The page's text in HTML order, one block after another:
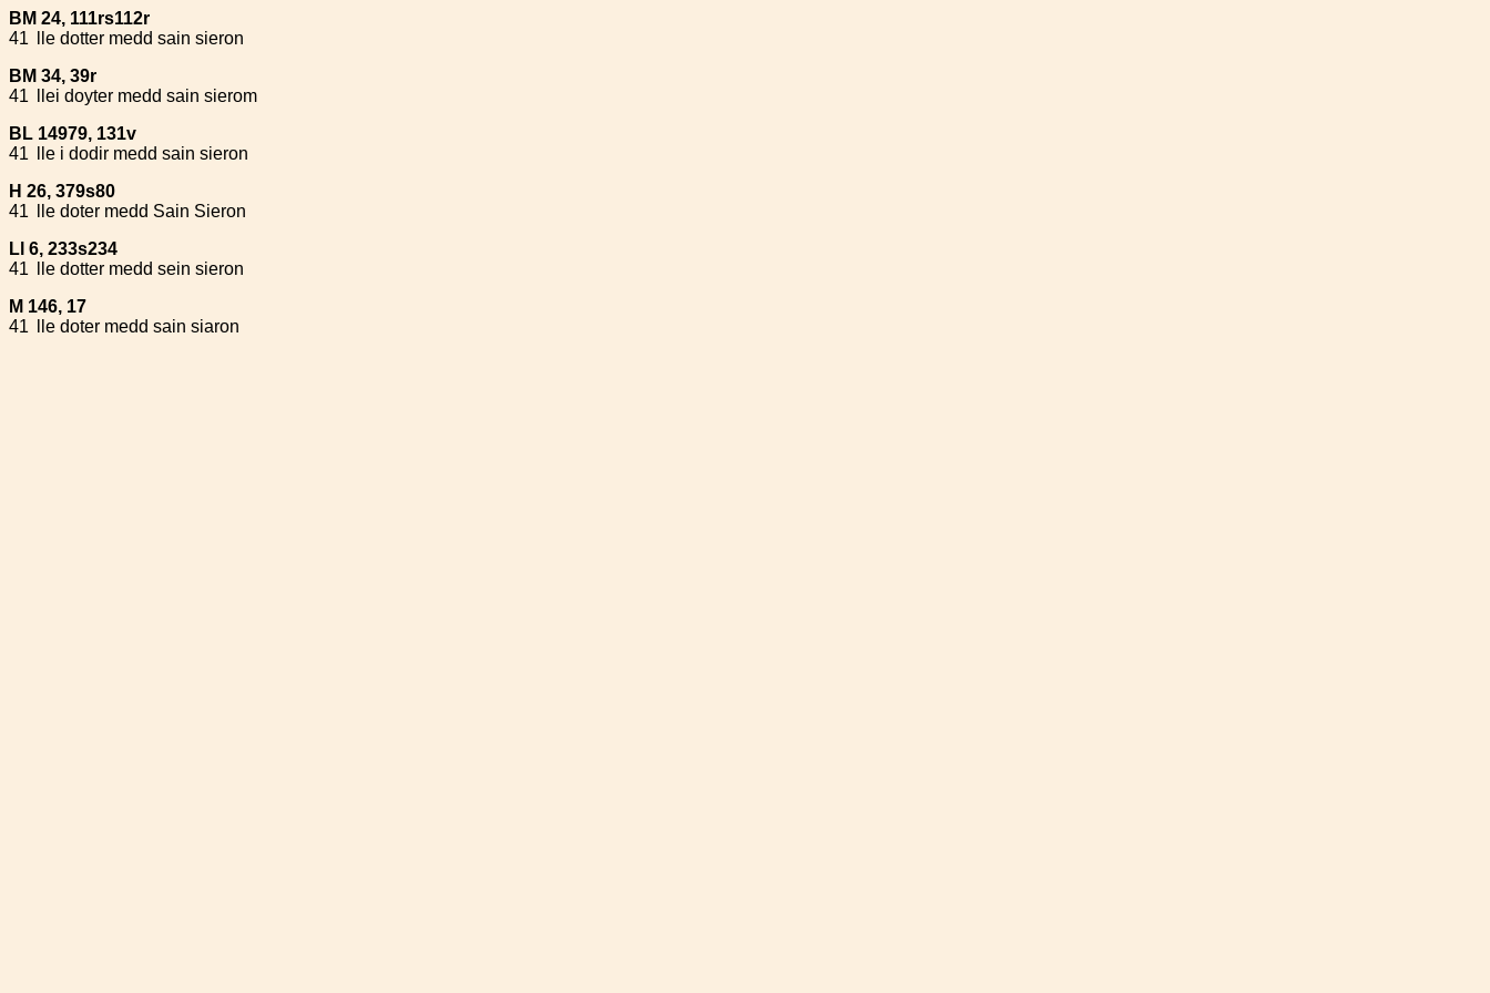
BM 24, 111rs112r
41
lle dotter medd sain sieron
BM 34, 39r
41
llei doyter medd sain sierom
BL 14979, 131v
41
lle i dodir medd sain sieron
H 26, 379s80
41
lle doter medd Sain Sieron
Ll 6, 233s234
41
lle dotter medd sein sieron
M 146, 17
41
lle doter medd sain siaron